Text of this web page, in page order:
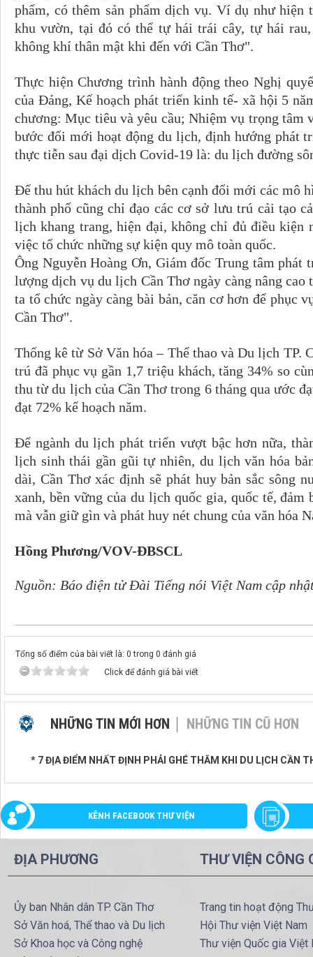
phẩm, có thêm sản phẩm dịch vụ. Ví dụ như
khu vườn, tại đó có thể tự hái trái cây, tự hái
không khí thân mật khi đến với Cần Thơ".
Thực hiện Chương trình hành động theo Nghị
của Đảng, Kế hoạch phát triển kinh tế- xã hội 5
chương: Mục tiêu và yêu cầu; Nhiệm vụ trọng tâm
bước đổi mới hoạt động du lịch, định hướng phát
thực tiễn sau đại dịch Covid-19 là: du lịch đường
Để thu hút khách du lịch bên cạnh đổi mới các mô
thành phố cũng chỉ đạo các cơ sở lưu trú cải tạo
lịch khang trang, hiện đại, không chỉ đủ điều kiện
việc tổ chức những sự kiện quy mô toàn quốc.
Ông Nguyễn Hoàng Ơn, Giám đốc Trung tâm
lượng dịch vụ du lịch Cần Thơ ngày càng nâng
ta tổ chức ngày càng bài bản, căn cơ hơn để phục
Cần Thơ".
Thống kê từ Sở Văn hóa – Thể thao và Du lịch TP.
trú đã phục vụ gần 1,7 triệu khách, tăng 34% so
thu từ du lịch của Cần Thơ trong 6 tháng qua ước
đạt 72% kế hoạch năm.
Để ngành du lịch phát triển vượt bậc hơn nữa,
lịch sinh thái gần gũi tự nhiên, du lịch văn hóa
dài, Cần Thơ xác định sẽ phát huy bản sắc sông
xanh, bền vững của du lịch quốc gia, quốc tế, đảm
mà vẫn giữ gìn và phát huy nét chung của văn hóa
Hồng Phương/VOV-ĐBSCL
Nguồn: Báo điện tử Đài Tiếng nói Việt Nam cập
Tổng số điểm của bài viết là: 0 trong 0 đánh giá
Click để đánh giá bài viết
NHỮNG TIN MỚI HƠN NHỮNG TIN CŨ HƠN
* 7 ĐỊA ĐIỂM NHẤT ĐỊNH PHẢI GHÉ THĂM KHI DU LỊCH CẦN
KÊNH FACEBOOK THƯ VIỆN
ĐỊA PHƯƠNG
Ủy ban Nhân dân TP. Cần Thơ
Sở Văn hoá, Thể thao và Du lịch
Sở Khoa học và Công nghệ
THƯ VIỆN CÔNG
Trang tin hoạt động
Hội Thư viện Việt Nam
Thư viện Quốc gia Việt